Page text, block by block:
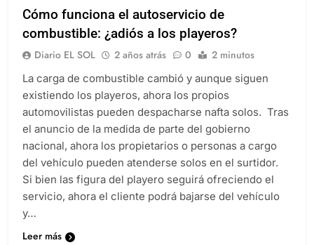
Cómo funciona el autoservicio de
combustible: ¿adiós a los playeros?
Diario EL SOL 2 años atrás 0 2 minutos
La carga de combustible cambió y aunque siguen
existiendo los playeros, ahora los propios
automovilistas pueden despacharse nafta solos. Tras
el anuncio de la medida de parte del gobierno
nacional, ahora los propietarios o personas a cargo
del vehículo pueden atenderse solos en el surtidor.
Si bien las figura del playero seguirá ofreciendo el
servicio, ahora el cliente podrá bajarse del vehículo
y…
Leer más